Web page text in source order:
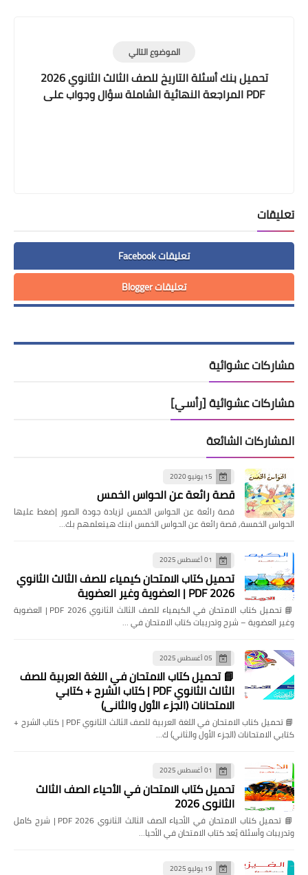
Print
الموضوع التالي
تحميل بنك أسئلة التاريخ للصف الثالث الثانوي 2026
PDF المراجعة النهائية الشاملة سؤال وجواب على
تعليقات
تعليقات Facebook
تعليقات Blogger
مشاركات عشوائية
مشاركات عشوائية [رأسي]
المشاركات الشائعة
15 يونيو 2020
قصة رائعة عن الحواس الخمس
قصة رائعة عن الحواس الخمس لزيادة جودة الصور إضغط عليها
الحواس الخمسة, قصة رائعة عن الحواس الخمس ابنك هيتعلمهم بك…
01 أغسطس 2025
تحميل كتاب الامتحان كيمياء للصف الثالث الثانوي
2026 PDF | العضوية وغير العضوية
📘 تحميل كتاب الامتحان في الكيمياء للصف الثالث الثانوي 2026 PDF | العضوية
وغير العضوية – شرح وتدريبات كتاب الامتحان في …
05 أغسطس 2025
📘 تحميل كتاب الامتحان في اللغة العربية للصف
الثالث الثانوي PDF | كتاب الشرح + كتابي
الامتحانات (الجزء الأول والثاني)
📘 تحميل كتاب الامتحان في اللغة العربية للصف الثالث الثانوي PDF | كتاب الشرح +
كتابي الامتحانات (الجزء الأول والثاني) ك…
01 أغسطس 2025
تحميل كتاب الامتحان في الأحياء الصف الثالث
الثانوي 2026
📘 تحميل كتاب الامتحان في الأحياء الصف الثالث الثانوي 2026 PDF | شرح كامل
وتدريبات وأسئلة يُعد كتاب الامتحان في الأحيا…
19 يوليو 2025